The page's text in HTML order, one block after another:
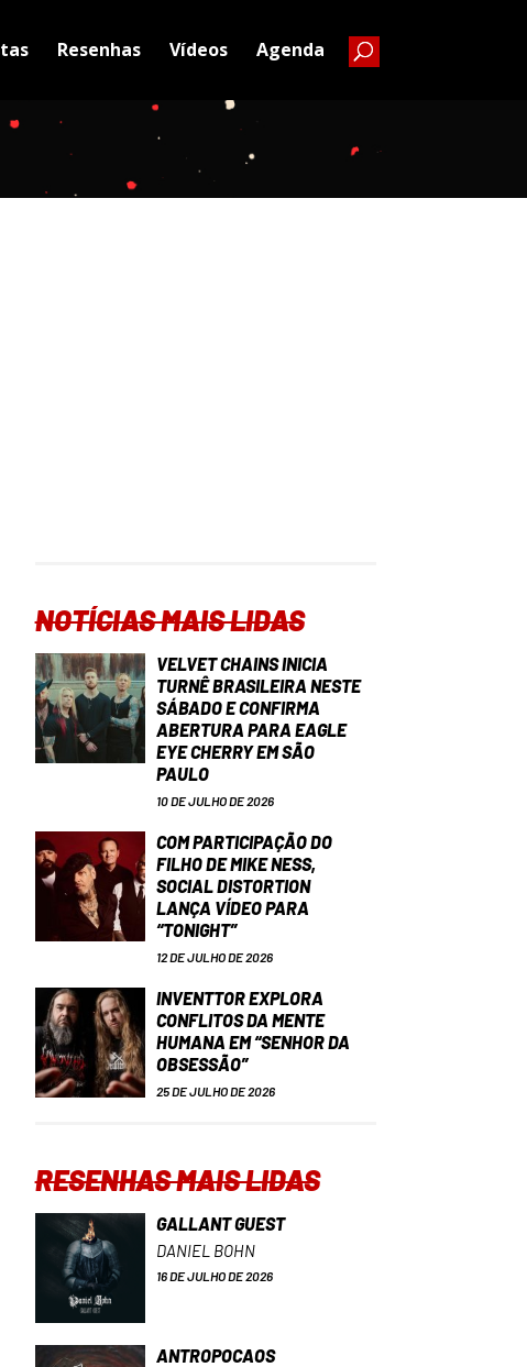
Resenhas Vídeos Agenda
NOTÍCIAS MAIS LIDAS
VELVET CHAINS INICIA
TURNÊ BRASILEIRA NESTE
SÁBADO E CONFIRMA
ABERTURA PARA EAGLE
EYE CHERRY EM SÃO
PAULO
10 DE JULHO DE 2026
COM PARTICIPAÇÃO DO
FILHO DE MIKE NESS,
SOCIAL DISTORTION
LANÇA VÍDEO PARA
“TONIGHT”
12 DE JULHO DE 2026
INVENTTOR EXPLORA
CONFLITOS DA MENTE
HUMANA EM “SENHOR DA
OBSESSÃO”
25 DE JULHO DE 2026
RESENHAS MAIS LIDAS
GALLANT GUEST
DANIEL BOHN
16 DE JULHO DE 2026
ANTROPOCAOS